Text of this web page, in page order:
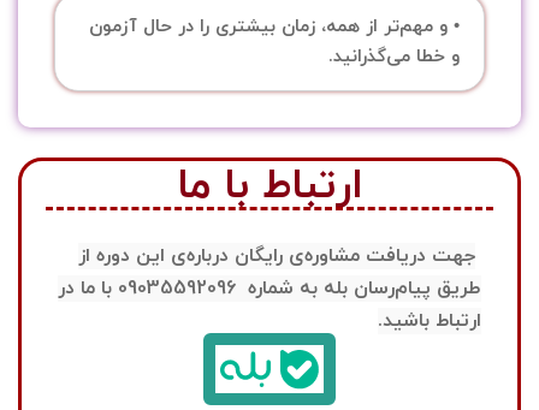
• و مهم‌تر از همه، زمان بیشتری را در حال آزمون
و خطا می‌گذرانید.
ارتباط با ما
جهت دریافت مشاوره‌ی رایگان درباره‌ی این دوره از
طریق پیام‌رسان بله به شماره 09035592096 با ما در
ارتباط باشید.